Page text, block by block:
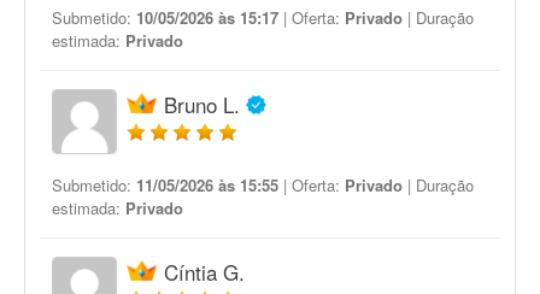
Submetido: 10/05/2026 às 15:17 | Oferta: Privado | Duração
estimada: Privado
Bruno L.
Submetido: 11/05/2026 às 15:55 | Oferta: Privado | Duração
estimada: Privado
Cíntia G.